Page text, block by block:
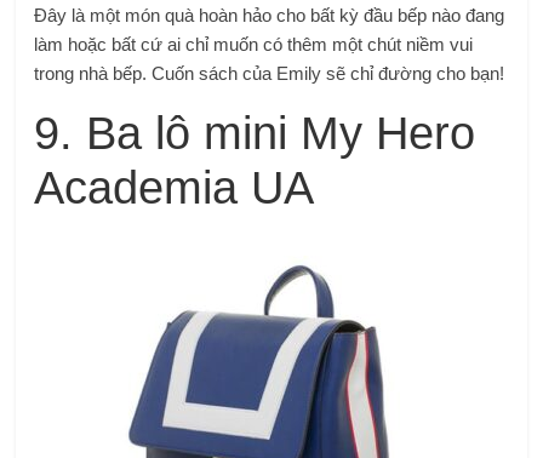
Đây là một món quà hoàn hảo cho bất kỳ đầu bếp nào đang
làm hoặc bất cứ ai chỉ muốn có thêm một chút niềm vui
trong nhà bếp. Cuốn sách của Emily sẽ chỉ đường cho bạn!
9. Ba lô mini My Hero
Academia UA